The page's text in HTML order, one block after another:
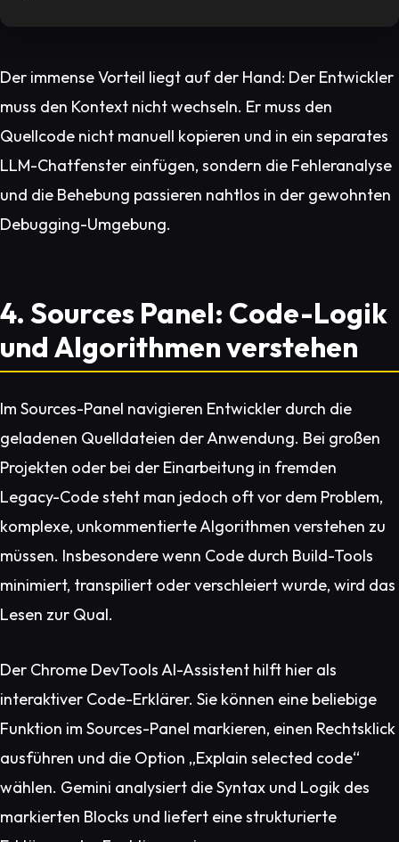
Der immense Vorteil liegt auf der Hand: Der Entwickler
muss den Kontext nicht wechseln. Er muss den
Quellcode nicht manuell kopieren und in ein separates
LLM-Chatfenster einfügen, sondern die Fehleranalyse
und die Behebung passieren nahtlos in der gewohnten
Debugging-Umgebung.
4. Sources Panel: Code-Logik
und Algorithmen verstehen
Im Sources-Panel navigieren Entwickler durch die
geladenen Quelldateien der Anwendung. Bei großen
Projekten oder bei der Einarbeitung in fremden
Legacy-Code steht man jedoch oft vor dem Problem,
komplexe, unkommentierte Algorithmen verstehen zu
müssen. Insbesondere wenn Code durch Build-Tools
minimiert, transpiliert oder verschleiert wurde, wird das
Lesen zur Qual.
Der Chrome DevTools AI-Assistent hilft hier als
interaktiver Code-Erklärer. Sie können eine beliebige
Funktion im Sources-Panel markieren, einen Rechtsklick
ausführen und die Option „Explain selected code“
wählen. Gemini analysiert die Syntax und Logik des
markierten Blocks und liefert eine strukturierte